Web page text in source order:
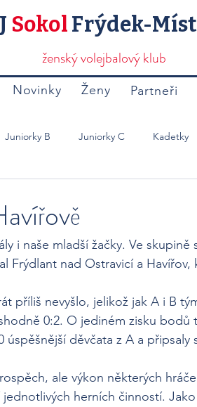
SokolFrýdek-
ženský volejbalový klub
Novinky Ženy Partneři
Juniorky B Juniorky C Kadetky
i naše mladší žačky. Ve
Frýdlant nad Ostravicí a Havířov,
příliš nevyšlo, jelikož jak A i B
0:2. O jediném zisku bodů
úspěšnější děvčata z A a
ale výkon některých
herních činností.